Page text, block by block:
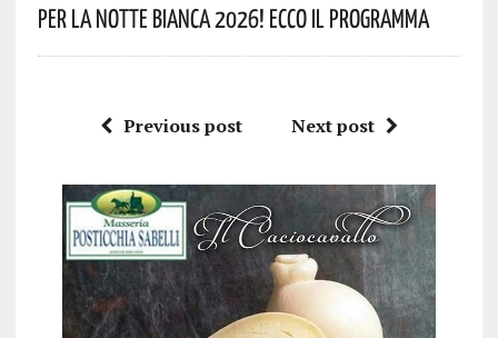
Per La Notte Bianca 2026! Ecco Il Programma
Previous post Next post